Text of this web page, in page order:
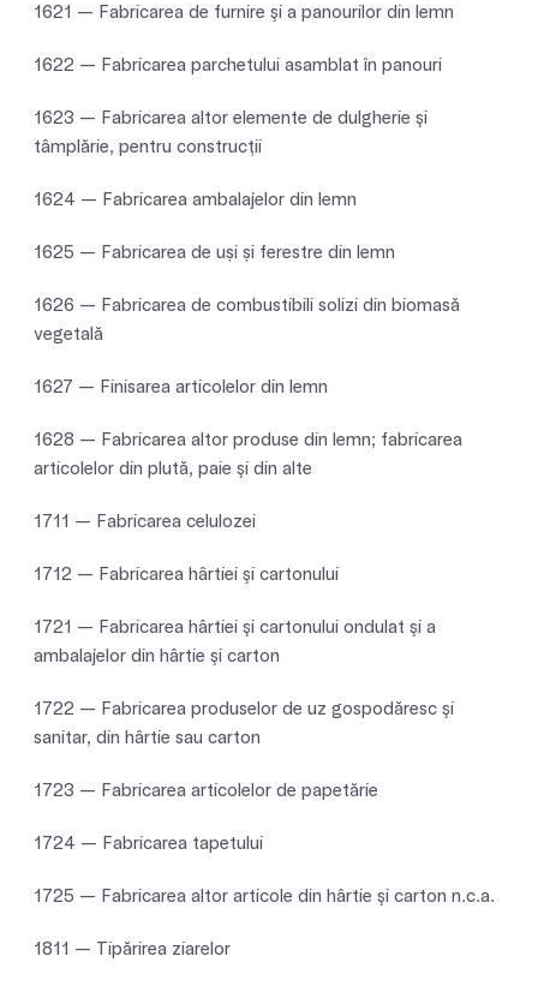
1621 — Fabricarea de furnire şi a panourilor din lemn
1622 — Fabricarea parchetului asamblat în panouri
1623 — Fabricarea altor elemente de dulgherie şi
tâmplărie, pentru construcţii
1624 — Fabricarea ambalajelor din lemn
1625 — Fabricarea de uși și ferestre din lemn
1626 — Fabricarea de combustibili solizi din biomasă
vegetală
1627 — Finisarea articolelor din lemn
1628 — Fabricarea altor produse din lemn; fabricarea
articolelor din plută, paie şi din alte
1711 — Fabricarea celulozei
1712 — Fabricarea hârtiei şi cartonului
1721 — Fabricarea hârtiei şi cartonului ondulat şi a
ambalajelor din hârtie şi carton
1722 — Fabricarea produselor de uz gospodăresc şi
sanitar, din hârtie sau carton
1723 — Fabricarea articolelor de papetărie
1724 — Fabricarea tapetului
1725 — Fabricarea altor articole din hârtie şi carton n.c.a.
1811 — Tipărirea ziarelor